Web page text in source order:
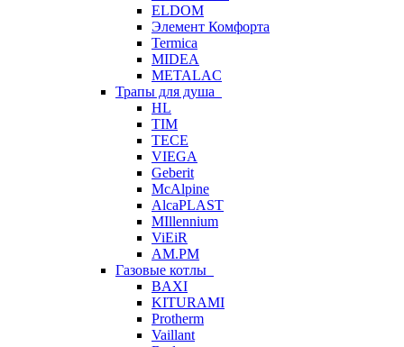
ELDOM
Элемент Комфорта
Termica
MIDEA
METALAC
Трапы для душа
HL
TIM
TECE
VIEGA
Geberit
McAlpine
AlcaPLAST
MIllennium
ViEiR
AM.PM
Газовые котлы
BAXI
KITURAMI
Protherm
Vaillant